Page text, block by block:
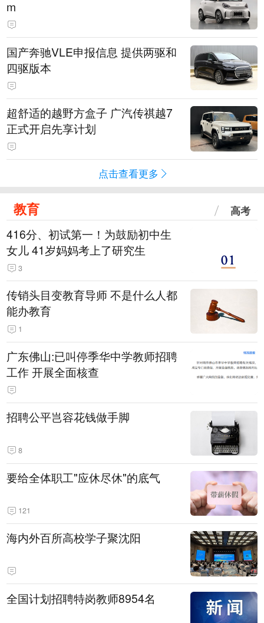
m
国产奔驰VLE申报信息 提供两驱和
四驱版本
超舒适的越野方盒子 广汽传祺越7
正式开启先享计划
点击查看更多
教育 高考
416分、初试第一！为鼓励初中生
女儿 41岁妈妈考上了研究生
3
传销头目变教育导师 不是什么人都
能办教育
1
广东佛山:已叫停季华中学教师招聘
工作 开展全面核查
招聘公平岂容花钱做手脚
8
要给全体职工"应休尽休"的底气
121
海内外百所高校学子聚沈阳
全国计划招聘特岗教师8954名